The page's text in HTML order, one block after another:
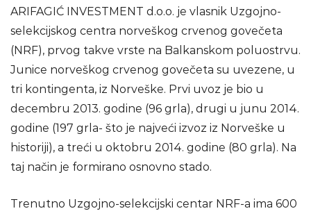
ARIFAGIĆ INVESTMENT d.o.o. je vlasnik Uzgojno-
selekcijskog centra norveškog crvenog govečeta
(NRF), prvog takve vrste na Balkanskom poluostrvu.
Junice norveškog crvenog govečeta su uvezene, u
tri kontingenta, iz Norveške. Prvi uvoz je bio u
decembru 2013. godine (96 grla), drugi u junu 2014.
godine (197 grla- što je najveći izvoz iz Norveške u
historiji), a treći u oktobru 2014. godine (80 grla). Na
taj način je formirano osnovno stado.
Trenutno Uzgojno-selekcijski centar NRF-a ima 600